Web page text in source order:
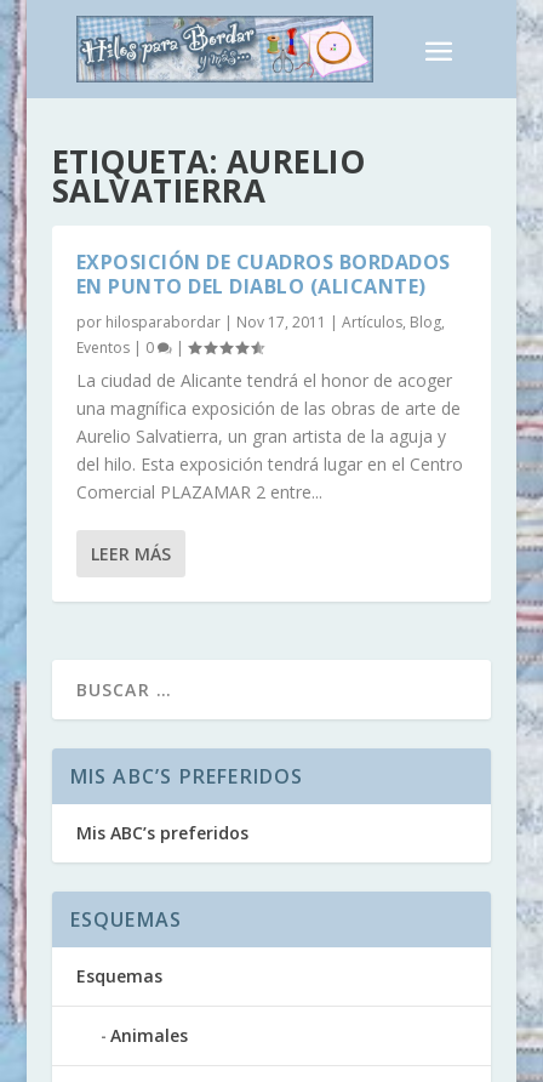
ETIQUETA: AURELIO
SALVATIERRA
EXPOSICIÓN DE CUADROS BORDADOS
EN PUNTO DEL DIABLO (ALICANTE)
por hilosparabordar| Nov 17, 2011 | Artículos, Blog,
Eventos| 0 |
La ciudad de Alicante tendrá el honor de acoger
una magnífica exposición de las obras de arte de
Aurelio Salvatierra, un gran artista de la aguja y
del hilo. Esta exposición tendrá lugar en el Centro
Comercial PLAZAMAR 2 entre...
LEER MÁS
MIS ABC’S PREFERIDOS
Mis ABC’s preferidos
ESQUEMAS
Esquemas
Animales